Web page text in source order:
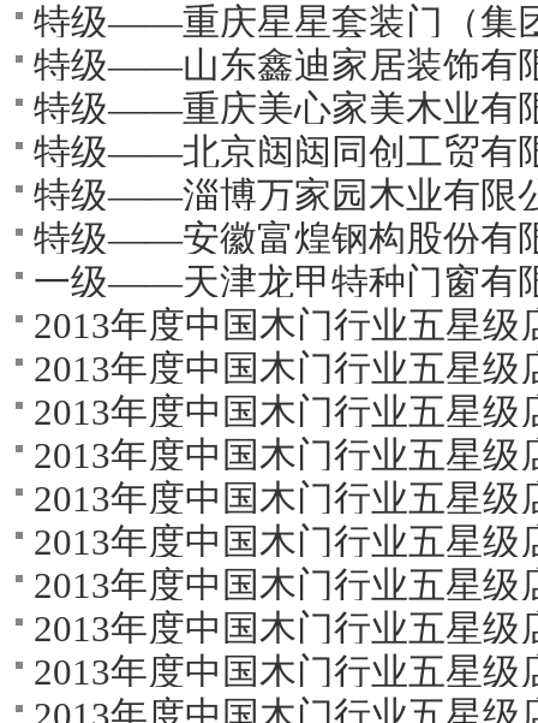
特级——重庆星星套装门（集
特级——山东鑫迪家居装饰有
特级——重庆美心家美木业有
特级——北京闼闼同创工贸有
特级——淄博万家园木业有限
特级——安徽富煌钢构股份有
一级——天津龙甲特种门窗有
2013年度中国木门行业五星
2013年度中国木门行业五星
2013年度中国木门行业五星
2013年度中国木门行业五星
2013年度中国木门行业五星
2013年度中国木门行业五星
2013年度中国木门行业五星
2013年度中国木门行业五星
2013年度中国木门行业五星